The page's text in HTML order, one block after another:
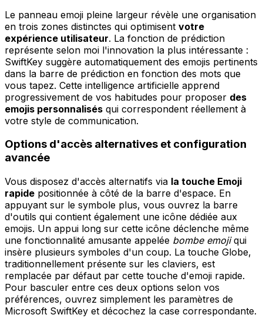
Le panneau emoji pleine largeur révèle une organisation
en trois zones distinctes qui optimisent votre
expérience utilisateur. La fonction de prédiction
représente selon moi l'innovation la plus intéressante :
SwiftKey suggère automatiquement des emojis pertinents
dans la barre de prédiction en fonction des mots que
vous tapez. Cette intelligence artificielle apprend
progressivement de vos habitudes pour proposer des
emojis personnalisés qui correspondent réellement à
votre style de communication.
Options d'accès alternatives et configuration
avancée
Vous disposez d'accès alternatifs via la touche Emoji
rapide positionnée à côté de la barre d'espace. En
appuyant sur le symbole plus, vous ouvrez la barre
d'outils qui contient également une icône dédiée aux
emojis. Un appui long sur cette icône déclenche même
une fonctionnalité amusante appelée bombe emojiqui
insère plusieurs symboles d'un coup. La touche Globe,
traditionnellement présente sur les claviers, est
remplacée par défaut par cette touche d'emoji rapide.
Pour basculer entre ces deux options selon vos
préférences, ouvrez simplement les paramètres de
Microsoft SwiftKey et décochez la case correspondante.